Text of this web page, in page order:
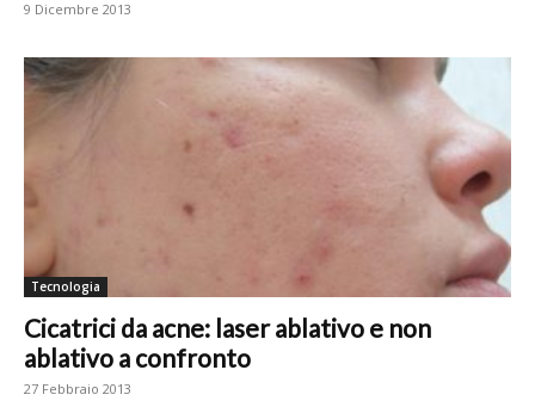
9 Dicembre 2013
Tecnologia
Cicatrici da acne: laser ablativo e non
ablativo a confronto
27 Febbraio 2013